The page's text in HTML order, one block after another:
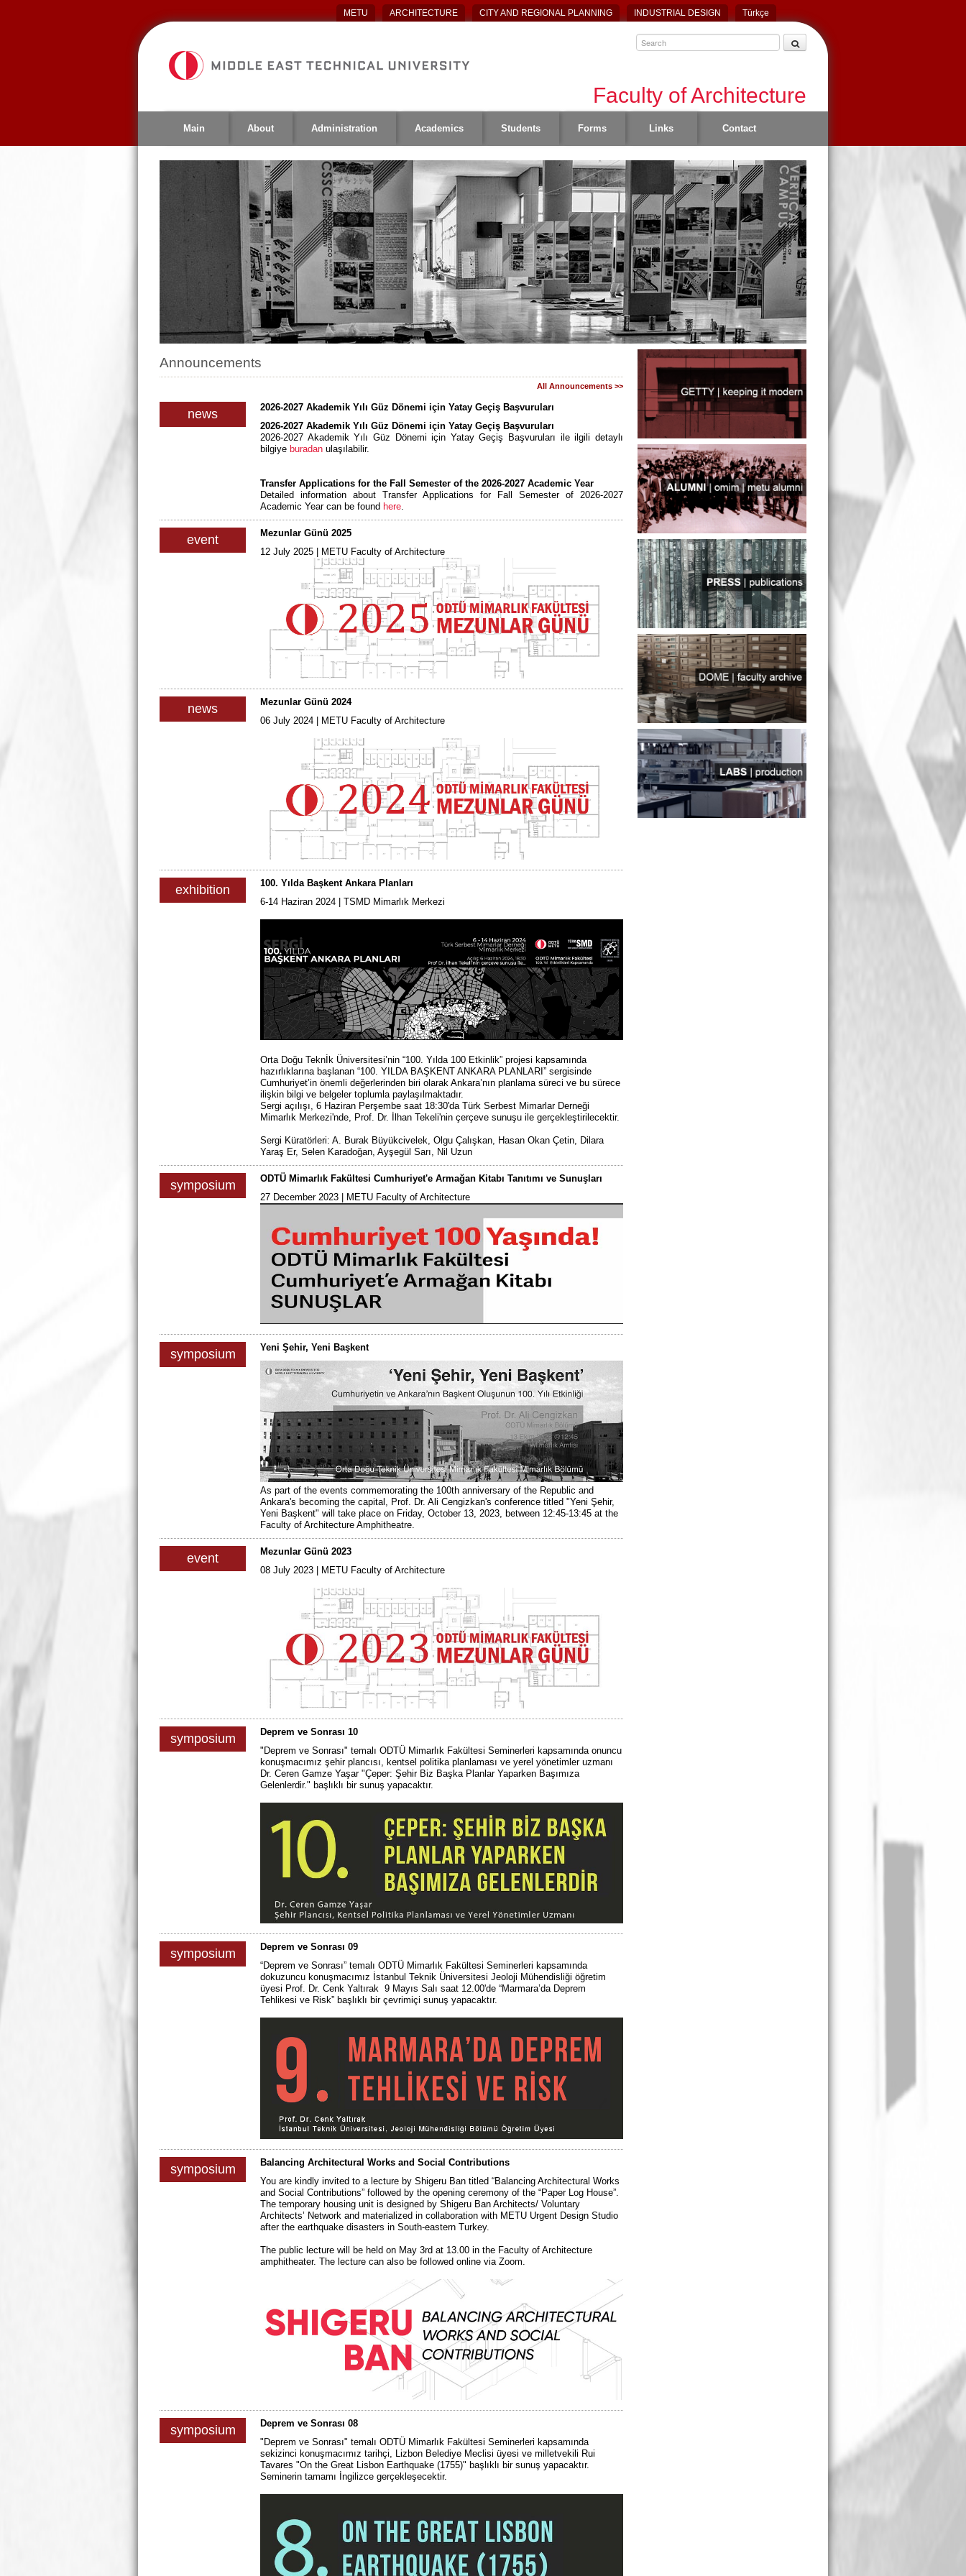
METU ARCHITECTURE CITY AND REGIONAL PLANNING INDUSTRIAL DESIGN Türkçe
Faculty of Architecture
Main About Administration Academics Students Forms Links Contact
Announcements
All Announcements >>
news
2026-2027 Akademik Yılı Güz Dönemi için Yatay Geçiş Başvuruları
2026-2027 Akademik Yılı Güz Dönemi için Yatay Geçiş Başvuruları
2026-2027 Akademik Yılı Güz Dönemi için Yatay Geçiş Başvuruları ile ilgili detaylı
bilgiye buradan ulaşılabilir.
Transfer Applications for the Fall Semester of the 2026-2027 Academic Year
Detailed information about Transfer Applications for Fall Semester of 2026-2027
Academic Year can be found here.
event
Mezunlar Günü 2025
12 July 2025 | METU Faculty of Architecture
news
Mezunlar Günü 2024
06 July 2024 | METU Faculty of Architecture
exhibition
100. Yılda Başkent Ankara Planları
6-14 Haziran 2024 | TSMD Mimarlık Merkezi
Orta Doğu Teknİk Üniversitesi’nin “100. Yılda 100 Etkinlik” projesi kapsamında
hazırlıklarına başlanan “100. YILDA BAŞKENT ANKARA PLANLARI” sergisinde
Cumhuriyet’in önemli değerlerinden biri olarak Ankara’nın planlama süreci ve bu sürece
ilişkin bilgi ve belgeler toplumla paylaşılmaktadır.
Sergi açılışı, 6 Haziran Perşembe saat 18:30'da Türk Serbest Mimarlar Derneği
Mimarlık Merkezi'nde, Prof. Dr. İlhan Tekeli'nin çerçeve sunuşu ile gerçekleştirilecektir.
Sergi Küratörleri: A. Burak Büyükcivelek, Olgu Çalışkan, Hasan Okan Çetin, Dilara
Yaraş Er, Selen Karadoğan, Ayşegül Sarı, Nil Uzun
symposium
ODTÜ Mimarlık Fakültesi Cumhuriyet'e Armağan Kitabı Tanıtımı ve Sunuşları
27 December 2023 | METU Faculty of Architecture
symposium Yeni Şehir, Yeni Başkent
As part of the events commemorating the 100th anniversary of the Republic and
Ankara's becoming the capital, Prof. Dr. Ali Cengizkan's conference titled "Yeni Şehir,
Yeni Başkent" will take place on Friday, October 13, 2023, between 12:45-13:45 at the
Faculty of Architecture Amphitheatre.
event
Mezunlar Günü 2023
08 July 2023 | METU Faculty of Architecture
symposium
Deprem ve Sonrası 10
"Deprem ve Sonrası" temalı ODTÜ Mimarlık Fakültesi Seminerleri kapsamında onuncu
konuşmacımız şehir plancısı, kentsel politika planlaması ve yerel yönetimler uzmanı
Dr. Ceren Gamze Yaşar "Çeper: Şehir Biz Başka Planlar Yaparken Başımıza
Gelenlerdir." başlıklı bir sunuş yapacaktır.
symposium
Deprem ve Sonrası 09
“Deprem ve Sonrası” temalı ODTÜ Mimarlık Fakültesi Seminerleri kapsamında
dokuzuncu konuşmacımız İstanbul Teknik Üniversitesi Jeoloji Mühendisliği öğretim
üyesi Prof. Dr. Cenk Yaltırak 9 Mayıs Salı saat 12.00'de “Marmara’da Deprem
Tehlikesi ve Risk” başlıklı bir çevrimiçi sunuş yapacaktır.
symposium
Balancing Architectural Works and Social Contributions
You are kindly invited to a lecture by Shigeru Ban titled “Balancing Architectural Works
and Social Contributions” followed by the opening ceremony of the “Paper Log House”.
The temporary housing unit is designed by Shigeru Ban Architects/ Voluntary
Architects’ Network and materialized in collaboration with METU Urgent Design Studio
after the earthquake disasters in South-eastern Turkey.
The public lecture will be held on May 3rd at 13.00 in the Faculty of Architecture
amphitheater. The lecture can also be followed online via Zoom.
symposium
Deprem ve Sonrası 08
"Deprem ve Sonrası" temalı ODTÜ Mimarlık Fakültesi Seminerleri kapsamında
sekizinci konuşmacımız tarihçi, Lizbon Belediye Meclisi üyesi ve milletvekili Rui
Tavares "On the Great Lisbon Earthquake (1755)" başlıklı bir sunuş yapacaktır.
Seminerin tamamı İngilizce gerçekleşecektir.